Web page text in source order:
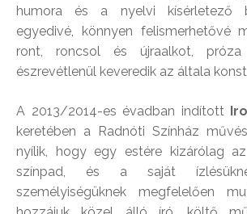
humora és a nyelvi kísérletező
egyedivé, könnyen felismerhetővé
ront, roncsol és újraalkot,
észrevétlenül keveredik az általa
A 2013/2014-es évadban indított
keretében a Radnóti Színház
nyílik, hogy egy estére kizárólag
színpad, és a saját
személyiségüknek megfelelően